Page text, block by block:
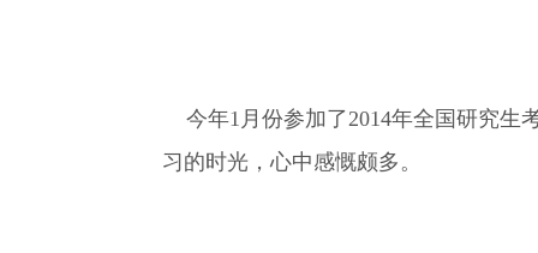
今年1月份参加了2014年全国研究生
习的时光，心中感慨颇多。